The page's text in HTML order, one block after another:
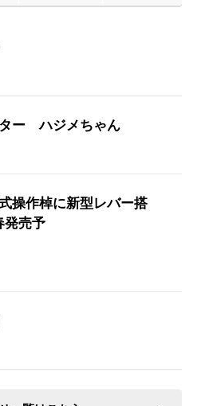
ー ハジメちゃん
操作棹に新型レバー搭
売予
)